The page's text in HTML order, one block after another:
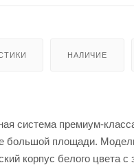
НАЛИЧИЕ
система премиум-
большой площади.
корпус белого цвета